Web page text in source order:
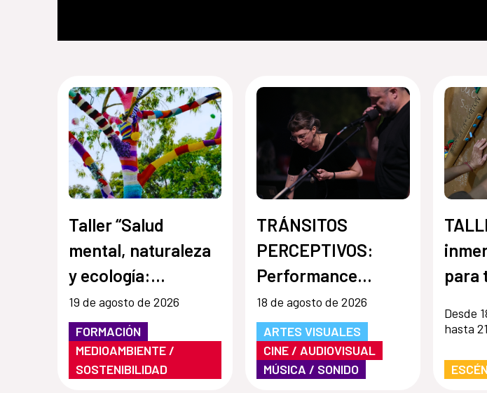
Taller “Salud
mental, naturaleza
y ecología:
inclusión y
estimulación
creativa en museos,
instituciones y
19 de agosto de 2026
FORMACIÓN
MEDIOAMBIENTE /
SOSTENIBILIDAD
TRÁNSITOS
PERCEPTIVOS:
Performance
audiovisual de
escucha colectiva
18 de agosto de 2026
ARTES VISUALES
CINE / AUDIOVISUAL
MÚSICA / SONIDO
para
Desde
hasta